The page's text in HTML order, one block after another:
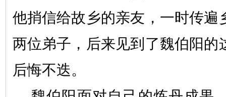
他捎信给故乡的亲友，一时传遍
两位弟子，后来见到了魏伯阳的
后悔不迭。